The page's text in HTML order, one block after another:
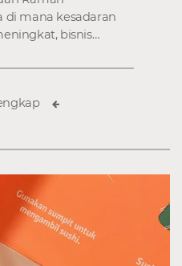
di mana kesadaran
bisnis…